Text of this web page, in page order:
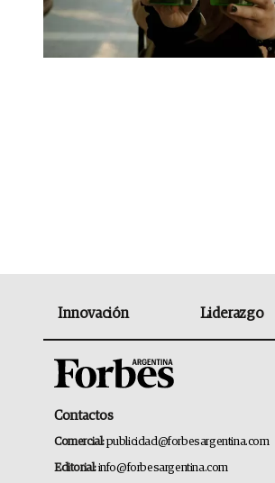
Innovación Liderazgo
Contactos
Comercial:publicidad@forbesargentina.com
Editorial:info@forbesargentina.com